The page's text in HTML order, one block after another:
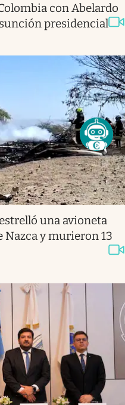
con Abelardo
presidencial
una avioneta
Nazca y murieron 13